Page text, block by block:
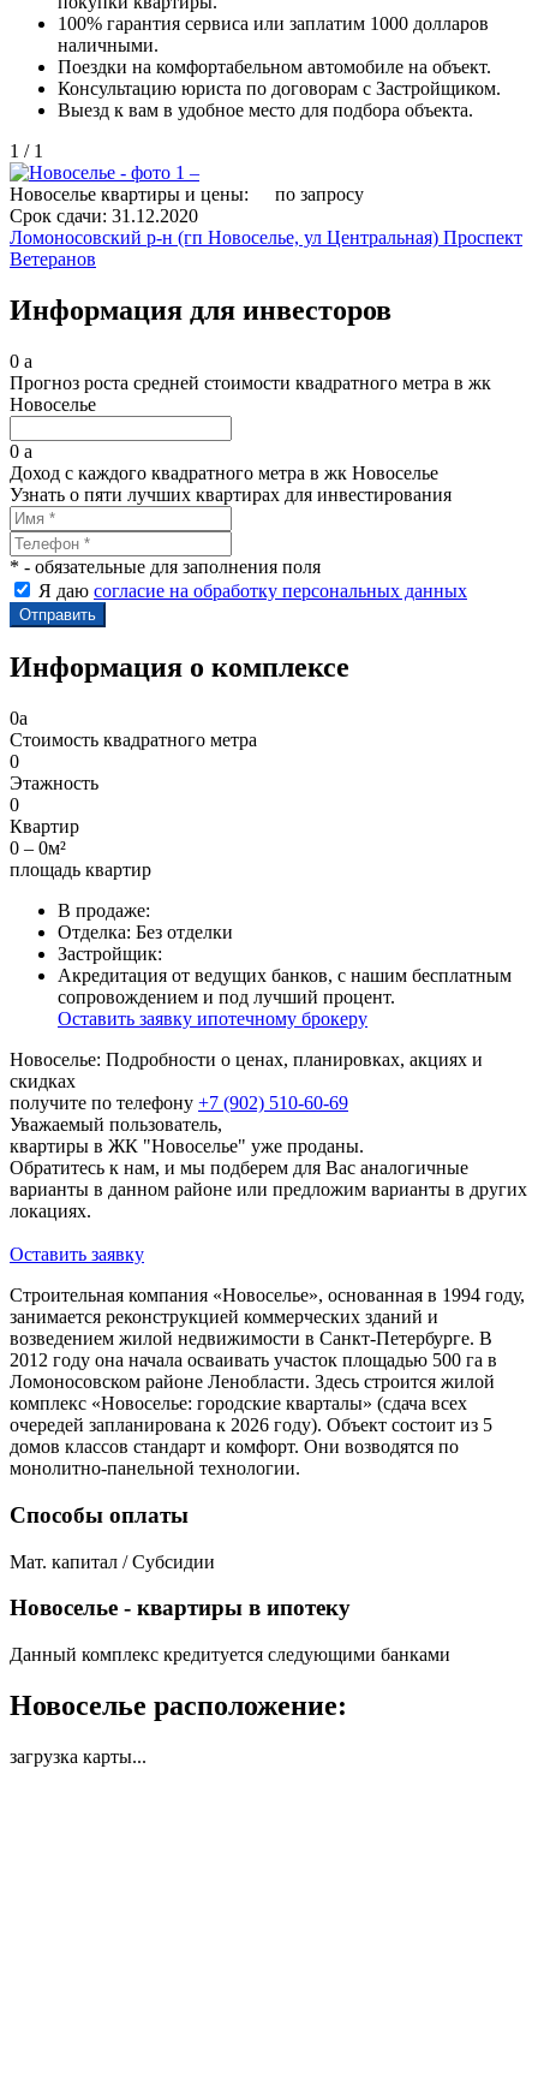
100% гарантия сервиса или заплатим 1000 долларов
наличными.
Поездки на комфортабельном автомобиле на объект.
Консультацию юриста по договорам с Застройщиком.
Выезд к вам в удобное место для подбора объекта.
1 / 1
Новоселье квартиры и цены:
по запросу
Срок сдачи: 31.12.2020
Ломоносовский р-н (гп Новоселье, ул Центральная) Проспект
Ветеранов
Информация для инвесторов
0 a
Прогноз роста средней стоимости квадратного метра в жк
Новоселье
0 a
Доход с каждого квадратного метра в жк Новоселье
Узнать о пяти лучших квартирах для инвестирования
* - обязательные для заполнения поля
Я даю согласие на обработку персональных данных
Информация о комплексе
0a
Стоимость квадратного метра
0
Этажность
0
Квартир
0 – 0м²
площадь квартир
В продаже:
Отделка: Без отделки
Застройщик:
Акредитация от ведущих банков, с нашим бесплатным
сопровождением и под лучший процент.
Оставить заявку ипотечному брокеру
Новоселье: Подробности о ценах, планировках, акциях и
скидках
получите по телефону +7 (902) 510-60-69
Уважаемый пользователь,
квартиры в ЖК "Новоселье" уже проданы.
Обратитесь к нам, и мы подберем для Вас аналогичные
варианты в данном районе или предложим варианты в других
локациях.
Оставить заявку
Строительная компания «Новоселье», основанная в 1994 году,
занимается реконструкцией коммерческих зданий и
возведением жилой недвижимости в Санкт-Петербурге. В
2012 году она начала осваивать участок площадью 500 га в
Ломоносовском районе Ленобласти. Здесь строится жилой
комплекс «Новоселье: городские кварталы» (сдача всех
очередей запланирована к 2026 году). Объект состоит из 5
домов классов стандарт и комфорт. Они возводятся по
монолитно-панельной технологии.
Способы оплаты
Мат. капитал / Субсидии
Новоселье - квартиры в ипотеку
Данный комплекс кредитуется следующими банками
Новоселье расположение:
загрузка карты...